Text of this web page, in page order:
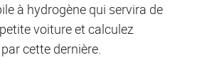
à hydrogène qui servira de
voiture et calculez
cette dernière.